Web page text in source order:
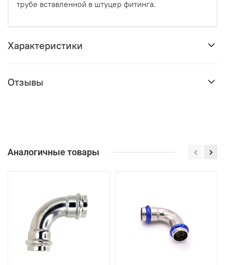
трубе вставленной в штуцер фитинга.
Характеристики
Отзывы
Аналогичные товары